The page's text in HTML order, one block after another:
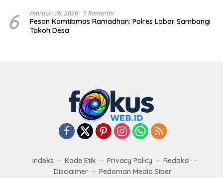
6 Februari 26, 2026 0 Komentar
Pesan Kamtibmas Ramadhan: Polres Lobar Sambangi
Tokoh Desa
Indeks Kode Etik Privacy Policy
Redaksi
Disclaimer
Pedoman Media Siber